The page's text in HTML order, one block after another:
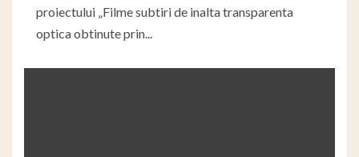
proiectului „Filme subtiri de inalta transparenta
optica obtinute prin...